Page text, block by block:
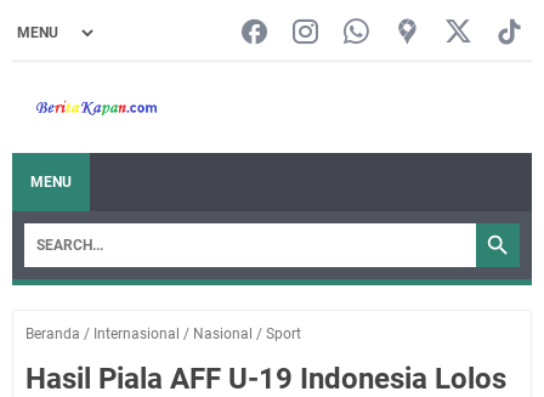
MENU
Beranda / Internasional / Nasional / Sport
Hasil Piala AFF U-19 Indonesia Lolos